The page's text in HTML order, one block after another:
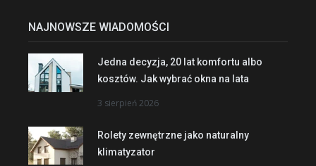
NAJNOWSZE WIADOMOŚCI
Jedna decyzja, 20 lat komfortu albo
kosztów. Jak wybrać okna na lata
3 sierpień 2026
Rolety zewnętrzne jako naturalny
klimatyzator